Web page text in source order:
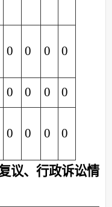
0 0 0 0
0 0 0 0
0 0 0 0
议、行政诉讼情